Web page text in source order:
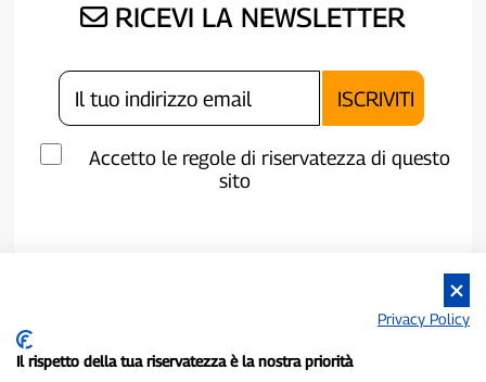
RICEVI LA NEWSLETTER
Accetto le regole di riservatezza di questo
sito
Privacy Policy
Il rispetto della tua riservatezza è la nostra priorità